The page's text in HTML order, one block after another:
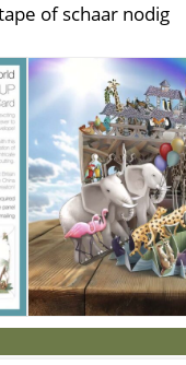
of schaar nodig